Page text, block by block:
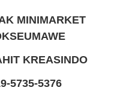
MINIMARKET
KREASINDO
5735-5376